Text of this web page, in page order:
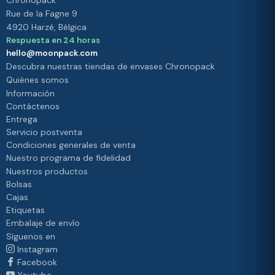
Rue de la Fagne 9
4920 Harzé, Bélgica
Respuesta en 24 horas
hello@moonpack.com
Descubra nuestras tiendas de envases Chronopack
Quiénes somos
Información
Contáctenos
Entrega
Servicio postventa
Condiciones generales de venta
Nuestro programa de fidelidad
Nuestros productos
Bolsas
Cajas
Etiquetas
Embalaje de envío
Síguenos en
Instagram
Facebook